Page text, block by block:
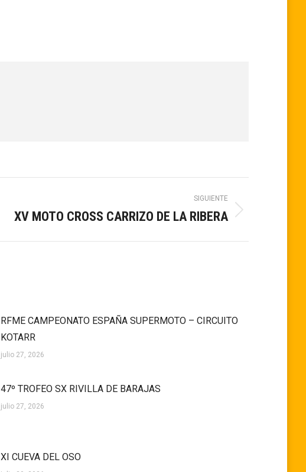
SIGUIENTE
XV MOTO CROSS CARRIZO DE LA RIBERA
RFME CAMPEONATO ESPAÑA SUPERMOTO – CIRCUITO
KOTARR
julio 27, 2026
47º TROFEO SX RIVILLA DE BARAJAS
julio 27, 2026
XI CUEVA DEL OSO